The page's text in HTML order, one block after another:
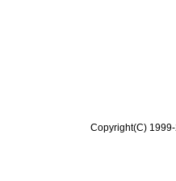
Copyright(C)